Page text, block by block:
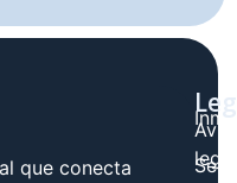
que conecta
legal